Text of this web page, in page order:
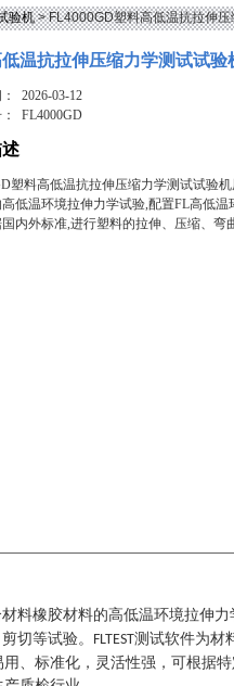
验机> FL4000GD塑料高低温抗拉伸压
温抗拉伸压缩力学测试试验
2026-03-12
：FL4000GD
塑料高低温抗拉伸压缩力学测试试验
低温环境拉伸力学试验,配置FL高低
内外标准,进行塑料的拉伸、压缩、弯
料橡胶材料的高低温环境拉伸力
切等试验。 FLTEST测试软件为材
、标准化，灵活性强，可根据